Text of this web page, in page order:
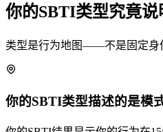
你的SBTI类型究竟说
类型是行为地图——不是固定身
你的SBTI类型描述的是模